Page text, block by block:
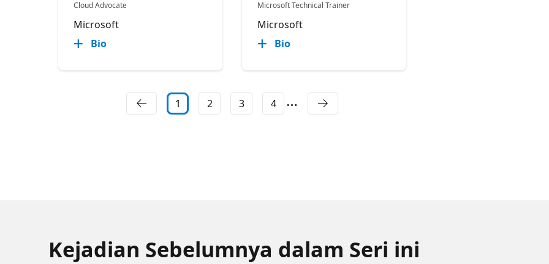
Cloud Advocate
Microsoft
Bio
Microsoft Technical Trainer
Microsoft
Bio
1 2 3 4
Kejadian Sebelumnya dalam Seri ini